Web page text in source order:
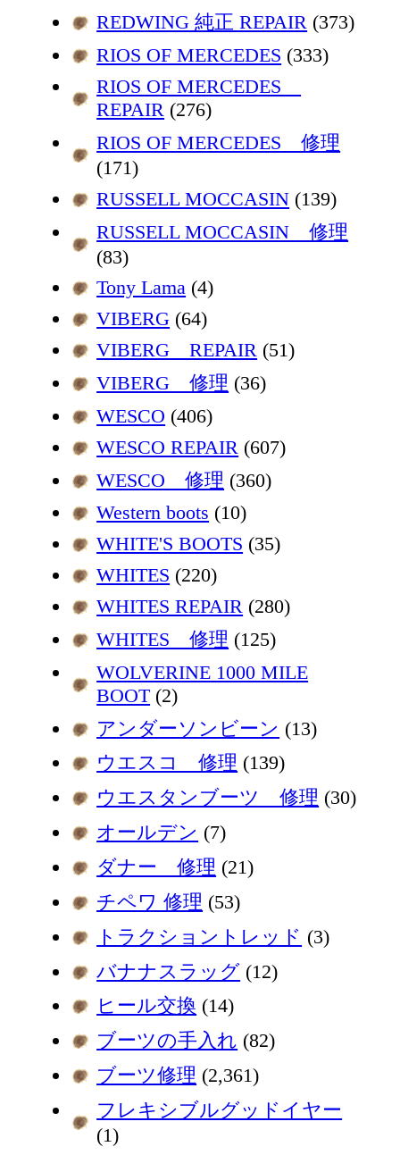
REDWING 純正 REPAIR (373)
RIOS OF MERCEDES (333)
RIOS OF MERCEDES
REPAIR (276)
RIOS OF MERCEDES 修理
(171)
RUSSELL MOCCASIN (139)
RUSSELL MOCCASIN 修理
(83)
Tony Lama (4)
VIBERG (64)
VIBERG REPAIR (51)
VIBERG 修理 (36)
WESCO (406)
WESCO REPAIR (607)
WESCO 修理 (360)
Western boots (10)
WHITE'S BOOTS (35)
WHITES (220)
WHITES REPAIR (280)
WHITES 修理 (125)
WOLVERINE 1000 MILE
BOOT (2)
アンダーソンビーン (13)
ウエスコ 修理 (139)
ウエスタンブーツ 修理 (30)
オールデン (7)
ダナー 修理 (21)
チペワ 修理 (53)
トラクショントレッド (3)
バナナスラッグ (12)
ヒール交換 (14)
ブーツの手入れ (82)
ブーツ修理 (2,361)
フレキシブルグッドイヤー
(1)